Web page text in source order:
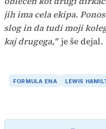
jih ima cela ekipa.
slog in da tudi moji
kaj drugega," je še dejal.
FORMULA ENA LEWIS